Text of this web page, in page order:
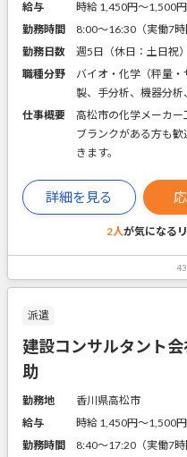
給与
時給 1,450円〜1,500円
勤務時間
8:00～16:30（実働7時
勤務日数
週5日（休日：土日祝）
職種分野
バイオ・化学（秤量
製、手分析、機器分析
仕事概要
高松市の化学メーカー
ブランクがある方も
きます。
詳細を見る
2人が気になる
派遣
建設コンサルタント
助
勤務地
香川県高松市
給与
時給 1,450円〜1,500円
勤務時間
8:40～17:20（実働7時